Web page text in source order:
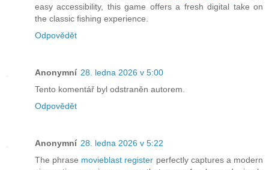
easy accessibility, this game offers a fresh digital take on
the classic fishing experience.
Odpovědět
Anonymní 28. ledna 2026 v 5:00
Tento komentář byl odstraněn autorem.
Odpovědět
Anonymní 28. ledna 2026 v 5:22
The phrase movieblast register perfectly captures a modern